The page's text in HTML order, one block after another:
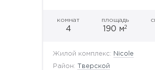
комнат
4
площадь
190 м2
Жилой комплекс: Nicole
Район: Тверской